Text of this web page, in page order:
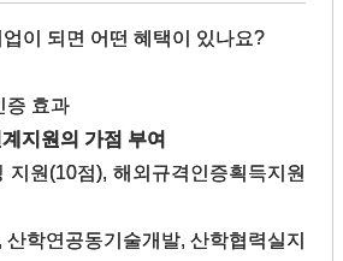
이 되면 어떤 혜택이 있나요?
증 효과
지원의 가점 부여
지원(10점), 해외규격인증획득지원
학연공동기술개발, 산학협력실지